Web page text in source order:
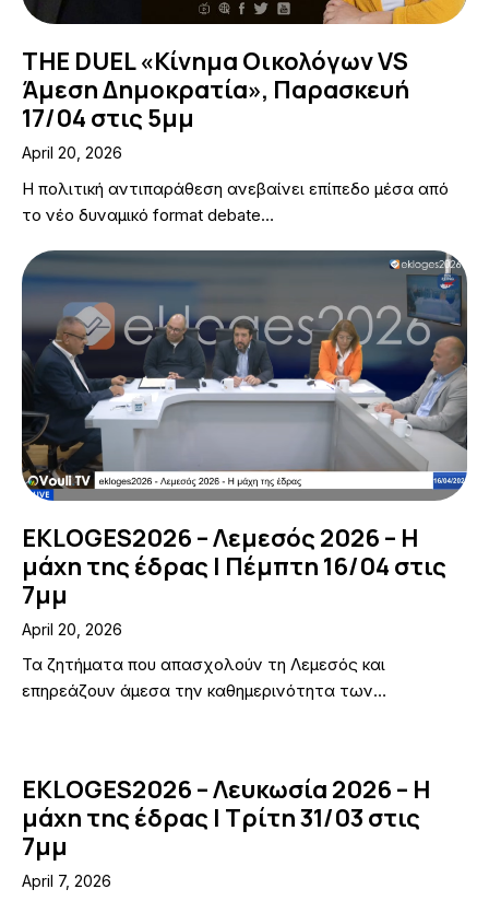
THE DUEL «Κίνημα Οικολόγων VS
Άμεση Δημοκρατία», Παρασκευή
17/04 στις 5μμ
April 20, 2026
Η πολιτική αντιπαράθεση ανεβαίνει επίπεδο μέσα από
το νέο δυναμικό format debate…
EKLOGES2026 – Λεμεσός 2026 – Η
μάχη της έδρας | Πέμπτη 16/04 στις
7μμ
April 20, 2026
Τα ζητήματα που απασχολούν τη Λεμεσός και
επηρεάζουν άμεσα την καθημερινότητα των…
EKLOGES2026 – Λευκωσία 2026 – Η
μάχη της έδρας | Τρίτη 31/03 στις
7μμ
April 7, 2026